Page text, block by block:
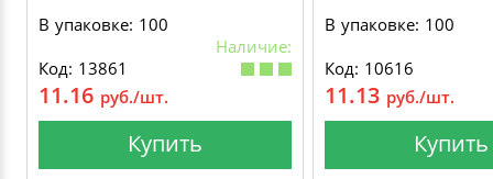
В упаковке: 100
Наличие:
Код: 13861
11.16 руб./шт.
Купить
В упаковке: 100
Код: 10616
11.13 руб./шт.
Купить